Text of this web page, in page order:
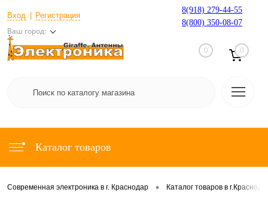
Вход Регистрация
Ваш город:
8(918) 279-44-55
8(800) 350-08-07
0 0
Каталог товаров
Современная электроника в г. Краснодар • Каталог товаров в